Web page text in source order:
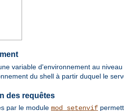
variable d'environnement au
du shell à partir duquel le
des requêtes
par le module mod_setenvif